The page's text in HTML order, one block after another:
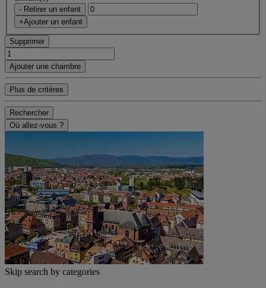
- Retirer un enfant
+Ajouter un enfant
Supprimer
Ajouter une chambre
Plus de critères
Rechercher
Où allez-vous ?
Skip search by categories